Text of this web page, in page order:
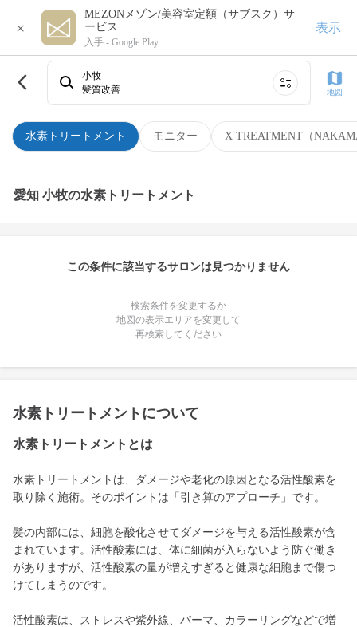
×
MEZONメゾン/美容室定額（サブスク）サ
ービス
入手 - Google Play
表示
水素トリートメント モニター X TREATMENT（
小牧
髪質改善
地図
愛知 小牧の水素トリートメント
この条件に該当するサロンは見つかりません
検索条件を変更するか
地図の表示エリアを変更して
再検索してください
水素トリートメントについて
水素トリートメントとは
水素トリートメントは、ダメージや老化の原因となる活性酸素を
取り除く施術。そのポイントは「引き算のアプローチ」です。
髪の内部には、細胞を酸化させてダメージを与える活性酸素が含
まれています。活性酸素には、体に細菌が入らないよう防ぐ働き
がありますが、活性酸素の量が増えすぎると健康な細胞まで傷つ
けてしまうのです。
活性酸素は、ストレスや紫外線、パーマ、カラーリングなどで増